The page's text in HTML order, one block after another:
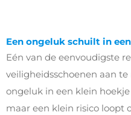
Een ongeluk schuilt in
Eén van de eenvoudigste
veiligheidsschoenen aan
ongeluk in een klein
maar een klein risico loopt